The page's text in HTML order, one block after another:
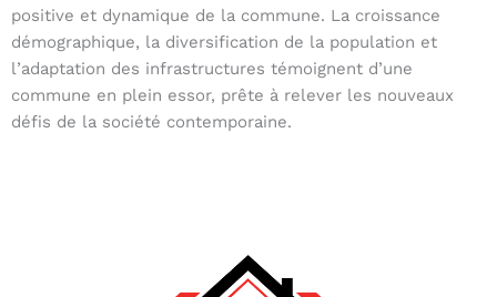
positive et dynamique de la commune. La croissance
démographique, la diversification de la population et
l’adaptation des infrastructures témoignent d’une
commune en plein essor, prête à relever les nouveaux
défis de la société contemporaine.